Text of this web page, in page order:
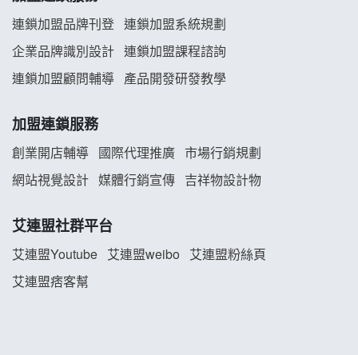
義氣豐發雞加盟說明會
Mr.Wish加盟說明會
雞咕雞咕加盟說明會
TEA TOP加盟說明會
珍好味臭臭鍋加盟說明會
藍象廷泰式火鍋加盟說明會
日十。早午食加盟說明會
連鎖加盟品牌刊登 連鎖加盟系統規劃
企業品牌識別設計 連鎖加盟課程諮詢
連鎖加盟顧問輔導 產品開發研發教學
加盟連鎖服務
創業開店輔導 國際代理推廣 市場行銷規劃
網站視覺設計 媒體行銷宣傳 吉祥物設計物
艾連盟社群平台
艾連盟Youtube 艾連盟weibo
艾連盟粉絲頁
艾連盟痞客幫